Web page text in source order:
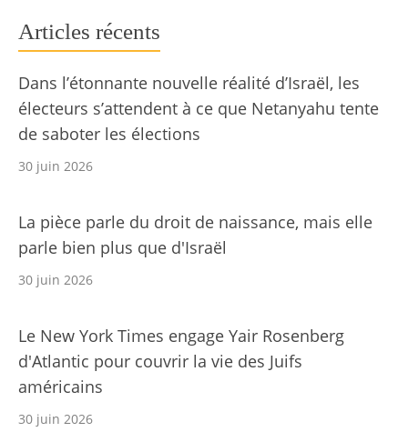
Articles récents
Dans l’étonnante nouvelle réalité d’Israël, les
électeurs s’attendent à ce que Netanyahu tente
de saboter les élections
30 juin 2026
La pièce parle du droit de naissance, mais elle
parle bien plus que d'Israël
30 juin 2026
Le New York Times engage Yair Rosenberg
d'Atlantic pour couvrir la vie des Juifs
américains
30 juin 2026